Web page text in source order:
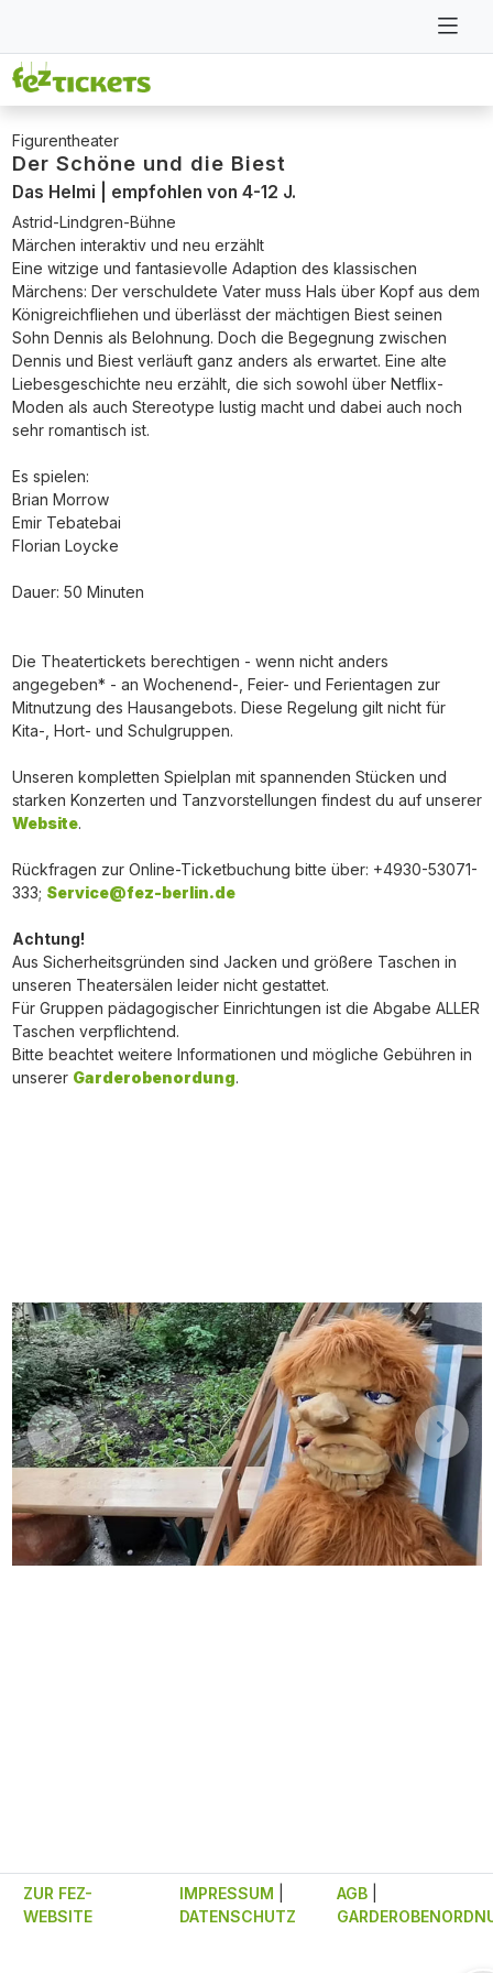
Figurentheater
Der Schöne und die Biest
Das Helmi | empfohlen von 4-12 J.
Astrid-Lindgren-Bühne
Märchen interaktiv und neu erzählt
Eine witzige und fantasievolle Adaption des klassischen
Märchens: Der verschuldete Vater muss Hals über Kopf aus dem
Königreichfliehen und überlässt der mächtigen Biest seinen
Sohn Dennis als Belohnung. Doch die Begegnung zwischen
Dennis und Biest verläuft ganz anders als erwartet. Eine alte
Liebesgeschichte neu erzählt, die sich sowohl über Netflix-
Moden als auch Stereotype lustig macht und dabei auch noch
sehr romantisch ist.
Es spielen:
Brian Morrow
Emir Tebatebai
Florian Loycke
Dauer: 50 Minuten
Die Theatertickets berechtigen - wenn nicht anders
angegeben* - an Wochenend-, Feier- und Ferientagen zur
Mitnutzung des Hausangebots. Diese Regelung gilt nicht für
Kita-, Hort- und Schulgruppen.
Unseren kompletten Spielplan mit spannenden Stücken und
starken Konzerten und Tanzvorstellungen findest du auf unserer
Website.
Rückfragen zur Online-Ticketbuchung bitte über: +4930-53071-
333; Service@fez-berlin.de
Achtung!
Aus Sicherheitsgründen sind Jacken und größere Taschen in
unseren Theatersälen leider nicht gestattet.
Für Gruppen pädagogischer Einrichtungen ist die Abgabe ALLER
Taschen verpflichtend.
Bitte beachtet weitere Informationen und mögliche Gebühren in
unserer Garderobenordung.
ZUR FEZ-
WEBSITE
IMPRESSUM
DATENSCHUTZ
AGB|